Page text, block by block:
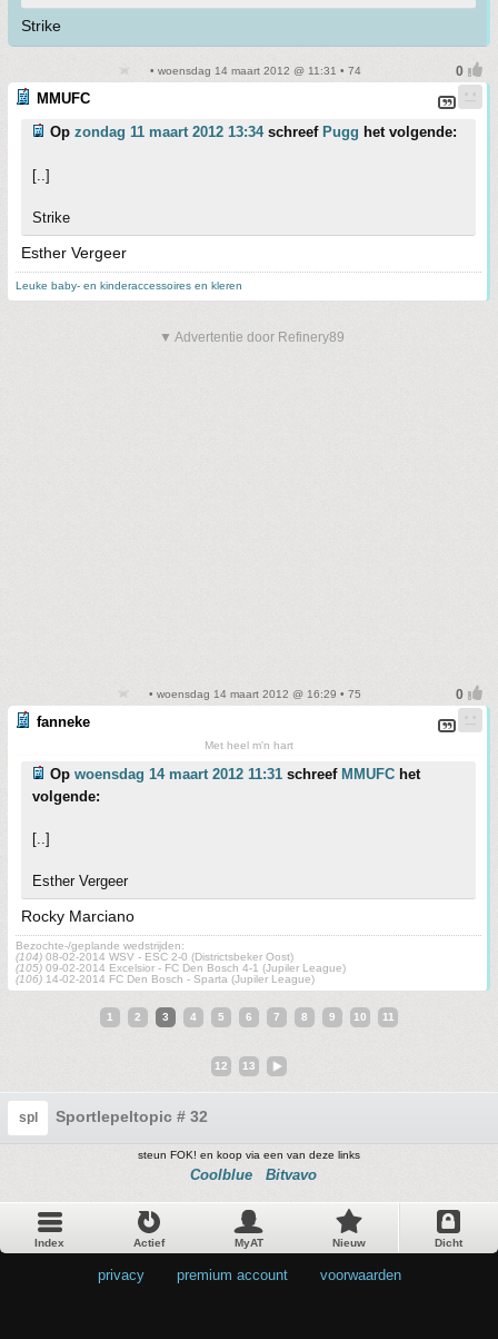
Strike
• woensdag 14 maart 2012 @ 11:31 • 74
MMUFC
Op zondag 11 maart 2012 13:34schreef Pugg het volgende:
[..]
Strike
Esther Vergeer
Leuke baby- en kinderaccessoires en kleren
▼ Advertentie door Refinery89
• woensdag 14 maart 2012 @ 16:29 • 75
fanneke
Met heel m'n hart
Op woensdag 14 maart 2012 11:31 schreef MMUFC het
volgende:
[..]
Esther Vergeer
Rocky Marciano
Bezochte-/geplande wedstrijden:
(104) 08-02-2014 WSV - ESC 2-0 (Districtsbeker Oost)
(105) 09-02-2014 Excelsior - FC Den Bosch 4-1 (Jupiler League)
(106) 14-02-2014 FC Den Bosch - Sparta (Jupiler League)
1 2 3 4 5 6 7 8 9 10 11
12 13
spl Sportlepeltopic # 32
steun FOK! en koop via een van deze links
Coolblue Bitvavo
Index Actief MyAT Nieuw Dicht
privacy premium account voorwaarden